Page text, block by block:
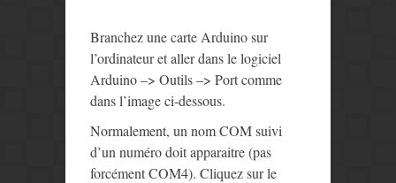
Branchez une carte Arduino sur
l’ordinateur et aller dans le logiciel
Arduino –> Outils –> Port comme
dans l’image ci-dessous.
Normalement, un nom COM suivi
d’un numéro doit apparaitre (pas
forcément COM4). Cliquez sur le